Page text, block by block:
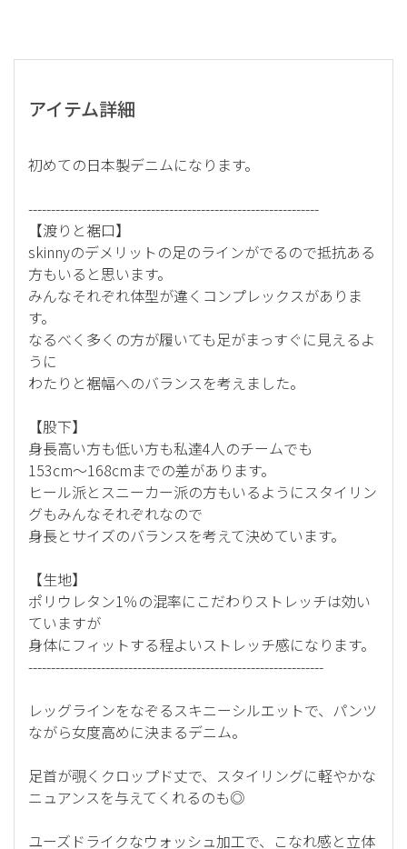
アイテム詳細
初めての日本製デニムになります。
----------------------------------------------------------------
【渡りと裾口】
skinnyのデメリットの足のラインがでるので抵抗ある
方もいると思います。
みんなそれぞれ体型が違くコンプレックスがありま
す。
なるべく多くの方が履いても足がまっすぐに見えるよ
うに
わたりと裾幅へのバランスを考えました。
【股下】
身長高い方も低い方も私達4人のチームでも
153cm〜168cmまでの差があります。
ヒール派とスニーカー派の方もいるようにスタイリン
グもみんなそれぞれなので
身長とサイズのバランスを考えて決めています。
【生地】
ポリウレタン1％の混率にこだわりストレッチは効い
ていますが
身体にフィットする程よいストレッチ感になります。
-----------------------------------------------------------------
レッグラインをなぞるスキニーシルエットで、パンツ
ながら女度高めに決まるデニム。
足首が覗くクロップド丈で、スタイリングに軽やかな
ニュアンスを与えてくれるのも◎
ユーズドライクなウォッシュ加工で、こなれ感と立体